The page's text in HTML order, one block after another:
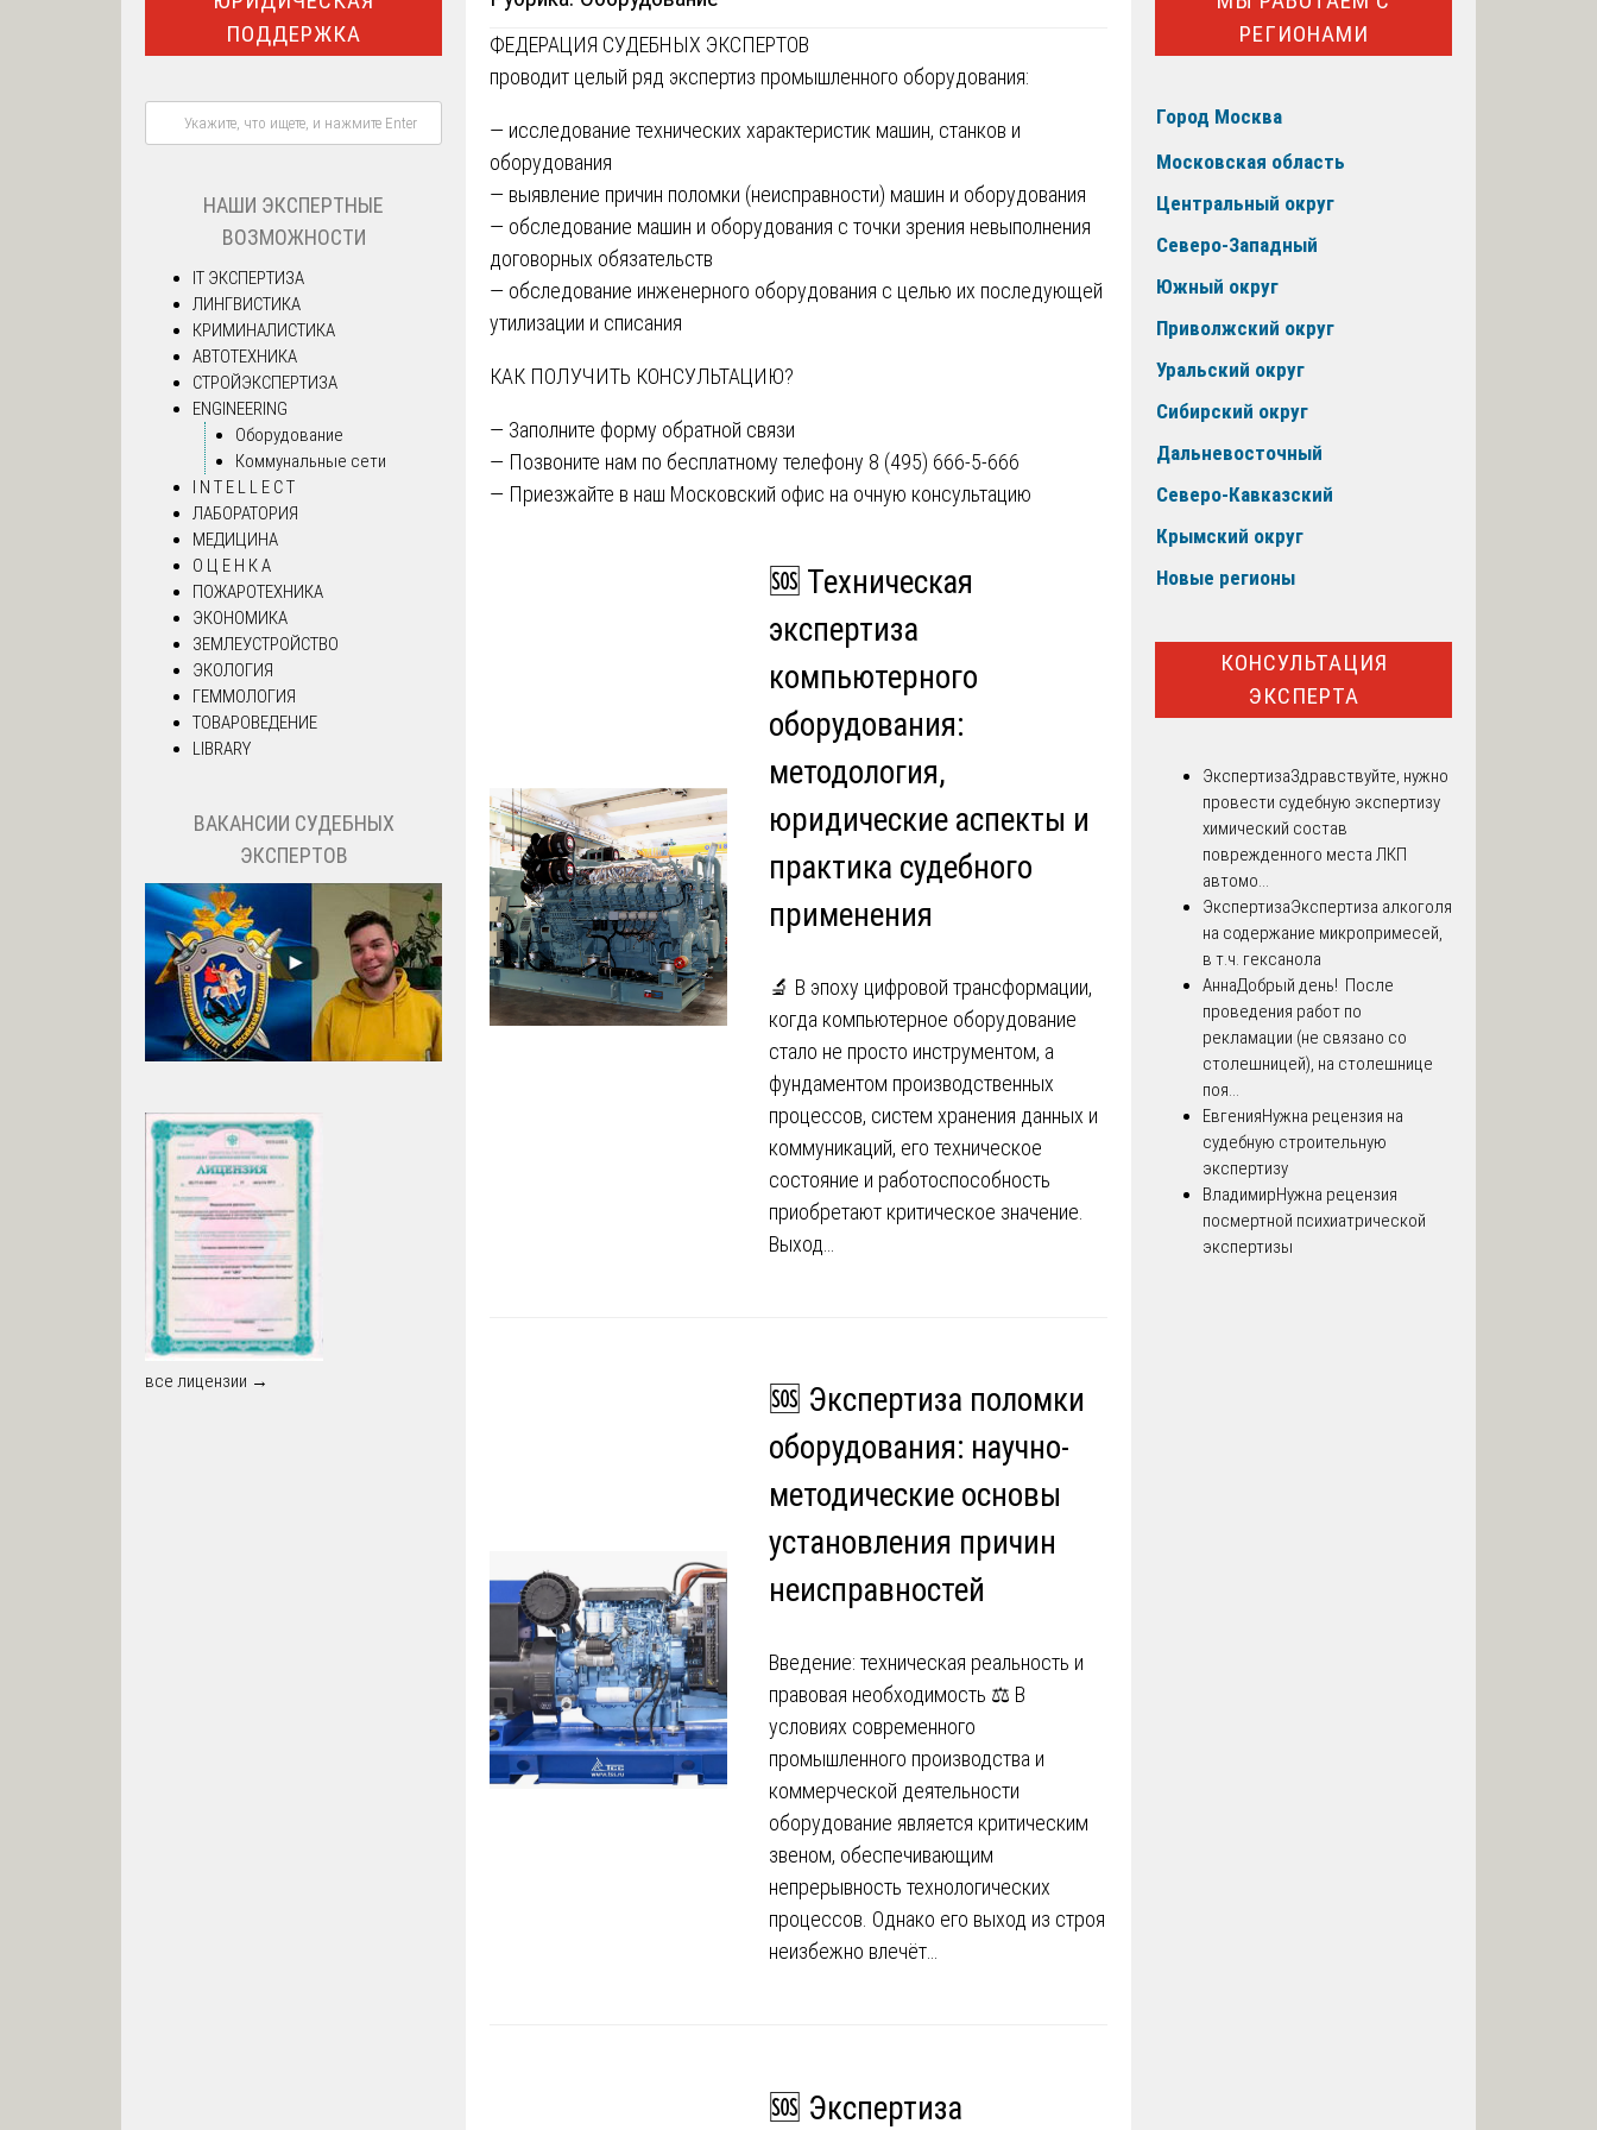
ФЕДЕРАЦИЯ СУДЕБНЫХ ЭКСПЕРТОВ
проводит целый ряд экспертиз промышленного оборудования:
— исследование технических характеристик машин, станков и
оборудования
— выявление причин поломки (неисправности) машин и оборудования
— обследование машин и оборудования с точки зрения невыполнения
договорных обязательств
— обследование инженерного оборудования с целью их последующей
утилизации и списания
КАК ПОЛУЧИТЬ КОНСУЛЬТАЦИЮ?
— Заполните форму обратной связи
— Позвоните нам по бесплатному телефону 8 (495) 666-5-666
— Приезжайте в наш Московский офис на очную консультацию
🆘 Техническая
экспертиза
компьютерного
оборудования:
методология,
юридические аспекты и
практика судебного
применения
🔬 В эпоху цифровой трансформации,
когда компьютерное оборудование
стало не просто инструментом, а
фундаментом производственных
процессов, систем хранения данных и
коммуникаций, его техническое
состояние и работоспособность
приобретают критическое значение.
Выход…
🆘 Экспертиза поломки
оборудования: научно-
методические основы
установления причин
неисправностей
Введение: техническая реальность и
правовая необходимость ⚖️ В
условиях современного
промышленного производства и
коммерческой деятельности
оборудование является критическим
звеном, обеспечивающим
непрерывность технологических
процессов. Однако его выход из строя
неизбежно влечёт…
🆘 Экспертиза
ПОДДЕРЖКА
НАШИ ЭКСПЕРТНЫЕ
ВОЗМОЖНОСТИ
IT ЭКСПЕРТИЗА
ЛИНГВИСТИКА
КРИМИНАЛИСТИКА
АВТОТЕХНИКА
СТРОЙЭКСПЕРТИЗА
ENGINEERING
Оборудование
Коммунальные сети
I N T E L L E C T
ЛАБОРАТОРИЯ
МЕДИЦИНА
О Ц Е Н К А
ПОЖАРОТЕХНИКА
ЭКОНОМИКА
ЗЕМЛЕУСТРОЙСТВО
ЭКОЛОГИЯ
ГЕММОЛОГИЯ
ТОВАРОВЕДЕНИЕ
LIBRARY
ВАКАНСИИ СУДЕБНЫХ
ЭКСПЕРТОВ
все лицензии →
РЕГИОНАМИ
Город Москва
Московская область
Центральный округ
Северо-Западный
Южный округ
Приволжский округ
Уральский округ
Сибирский округ
Дальневосточный
Северо-Кавказский
Крымский округ
Новые регионы
КОНСУЛЬТАЦИЯ
ЭКСПЕРТА
ЭкспертизаЗдравствуйте, нужно
провести судебную экспертизу
химический состав
поврежденного места ЛКП
автомо...
ЭкспертизаЭкспертиза алкоголя
на содержание микропримесей,
в т.ч. гексанола
АннаДобрый день! После
проведения работ по
рекламации (не связано со
столешницей), на столешнице
поя...
ЕвгенияНужна рецензия на
судебную строительную
экспертизу
ВладимирНужна рецензия
посмертной психиатрической
экспертизы